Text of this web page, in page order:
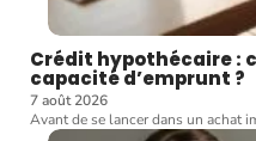
Crédit hypothécaire :
capacité d’emprunt ?
7 août 2026
Avant de se lancer dans un achat